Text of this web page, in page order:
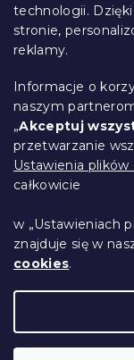
technologii.
stronie,
reklamy.
Informacje o
naszym
„Akceptuj
przetwarzanie
Ustawienia plików
całkowicie
w „Ustawieniach
znajduje się w
cookies.
Śledzenie
Opcje dostawy
Metody
Reklamacje i
Kontakt
Regulamin
Ochrona
Kodeks
Dla partnerów
Wszystkie